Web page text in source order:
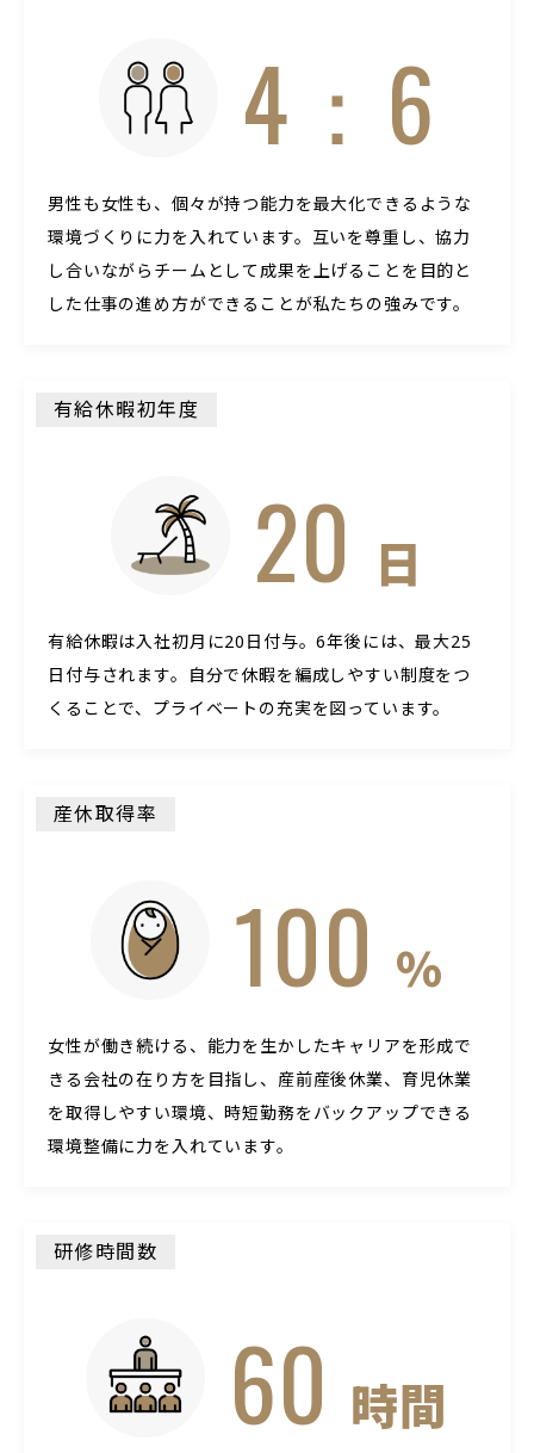
4：6
男性も女性も、個々が持つ能力を最大化できるような
環境づくりに力を入れています。互いを尊重し、協力
し合いながらチームとして成果を上げることを目的と
した仕事の進め方ができることが私たちの強みです。
有給休暇初年度
20 日
有給休暇は入社初月に20日付与。6年後には、最大25
日付与されます。自分で休暇を編成しやすい制度をつ
くることで、プライベートの充実を図っています。
産休取得率
100 %
女性が働き続ける、能力を生かしたキャリアを形成で
きる会社の在り方を目指し、産前産後休業、育児休業
を取得しやすい環境、時短勤務をバックアップできる
環境整備に力を入れています。
研修時間数
60 時間